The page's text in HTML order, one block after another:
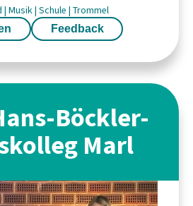
| Musik| Schule | Trommel
Feedback
Böckler-
Marl